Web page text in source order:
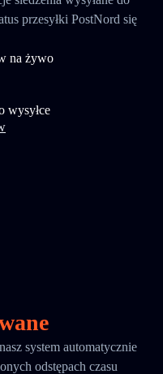
przesyłki PostNord się
na żywo
wysyłce
system automatycznie
odstępach czasu